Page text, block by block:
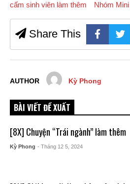
cấm sinh viên làm thêm Nhóm Mini
Share This
AUTHOR Kỳ Phong
BÀI VIẾT ĐỀ XUẤT
[8X] Chuyện “Trái ngành” làm thêm
Kỳ Phong - Tháng 12 5, 2024